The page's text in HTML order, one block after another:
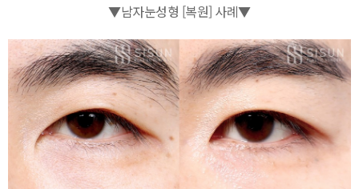
▼남자눈성형 [복원] 사례▼